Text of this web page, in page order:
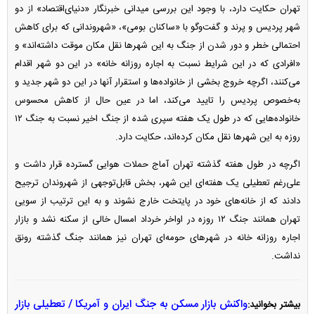
تهران حکایت دارد، با وجود این بررسی میدانی خبرنگار «دنیای‌اقتصاد» از دو
شهر پردیس و پرند و گفت‌و‌گو با «ساکنان بومی»، «شهروندانی که برای کاهش
احتمالی خطر و دور شدن از جنگ به این شهر‌ها نقل مکان موقت داشته‌اند» و
«افرادی که در این شرایط نسبت به اجاره روزانه خانه» در این دو شهر اقدام
می‌کنند، اگرچه خروج بخشی از خانواده‌ها و استقرار آنها در این دو شهر جدید و
به‌خصوص پردیس را تایید می‌کند، اما در عین حال از کاهش محسوس
خانواده‌هایی که در طول یک هفته سپری شده از جنگ اخیر نسبت به جنگ ۱۲
روزه به این شهر‌ها نقل مکان کرده‌اند، حکایت دارد.
اگرچه در طول هفته گذشته تهران آماج حملات هوایی گسترده قرار داشت و
علی‌رغم تعطیلی یک هفته‌ای این شهر، بخش قابل‌توجهی از شهروندان ترجیح
دادند که از خانه‌های خود در پایتخت خارج نشوند و به این ترتیب از سویی
تهران همانند جنگ ۱۲ روزه در اواخر خرداد امسال خالی از سکنه نشد و بازار
اجاره روزانه خانه در شهر‌های حومه‌ای تهران نیز همانند جنگ گذشته رونق
نداشت.
بیشتر بخوانید:واکنش بازار مسکن به جنگ ایران و آمریکا / تعطیلی بازار